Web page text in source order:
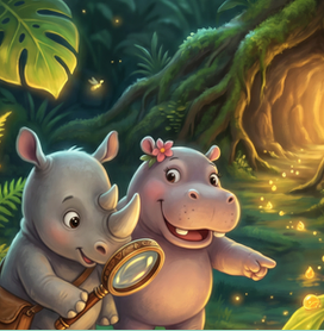
Familie Abenteuer
Drache Weltall Riese